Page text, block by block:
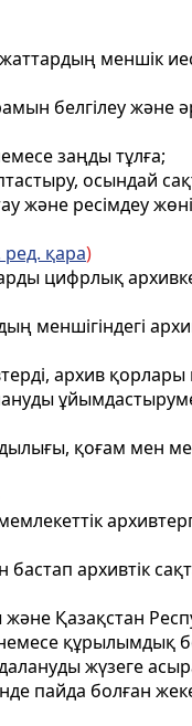
меншік
белгілеу және
заңды тұлға;
осындай
және ресімдеу
ред. қара)
цифрлық архивке
меншігіндегі
архив
қоғам мен
архивтік
және Қазақстан
құрылымдық
жүзеге
пайда болған